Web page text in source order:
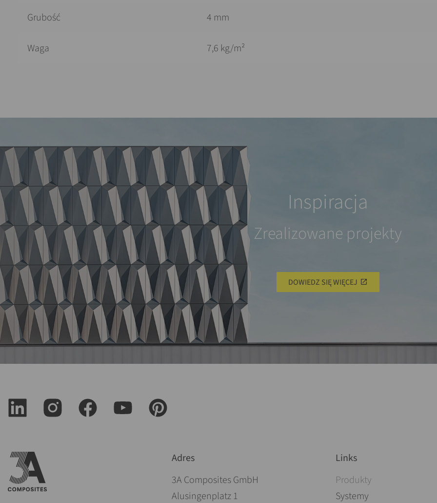
Grubość 4 mm
Waga 7,6 kg/m²
Inspiracja
Zrealizowane projekty
DOWIEDZ SIĘ WIĘCEJ
Adres
3A Composites GmbH
Alusingenplatz 1
Links
Pomiń nawigacje
Produkty
Systemy